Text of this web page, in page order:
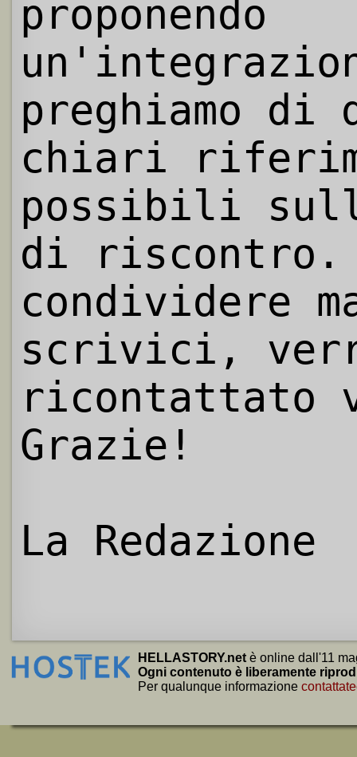
proponendo
preghiamo
chiari
possibili
di riscontro.
condividere
scrivici,
ricontattato
Grazie!
La Redazione
HELLASTORY.net è online dall'11
Ogni contenuto è liberamente
Per qualunque informazione